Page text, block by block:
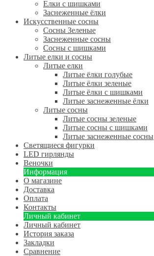
Елки с шишками
Заснеженные ёлки
Искусственные сосны
Сосны Зеленые
Заснеженные сосны
Сосны с шишками
Литые елки и сосны
Литые елки
Литые ёлки голубые
Литые ёлки зеленые
Литые ёлки с шишками
Литые заснеженные ёлки
Литые сосны
Литые сосны зеленые
Литые сосны с шишками
Литые заснеженные сосны
Светящиеся фигурки
LED гирлянды
Веночки
Информация
О магазине
Доставка
Оплата
Контакты
Личный кабинет
Личный кабинет
История заказа
Закладки
Сравнение